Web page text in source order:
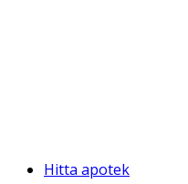
Hitta apotek